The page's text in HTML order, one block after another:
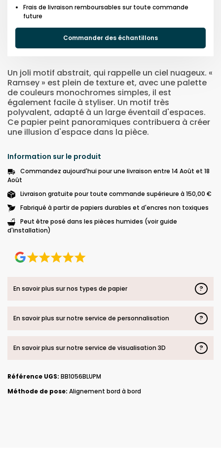
Frais de livraison remboursables sur toute commande
future
Commander des échantillons
Un joli motif abstrait, qui rappelle un ciel nuageux. «
Ramsey » est plein de texture et, avec une palette
de couleurs monochromes simples, il est
également facile à styliser. Un motif très
polyvalent, adapté à un large éventail d'espaces.
Ce papier peint panoramiques contribuera à créer
une illusion d'espace dans la pièce.
Information sur le produit
Commandez aujourd'hui pour une livraison entre 14 Août et 18
Août
Livraison gratuite pour toute commande supérieure à 150,00 €
Fabriqué à partir de papiers durables et d'encres non toxiques
Peut être posé dans les pièces humides (voir guide
d'installation)
En savoir plus sur nos types de papier ?
En savoir plus sur notre service de personnalisation ?
En savoir plus sur notre service de visualisation 3D ?
Référence UGS: BB1056BLUPM
Méthode de pose: Alignement bord à bord